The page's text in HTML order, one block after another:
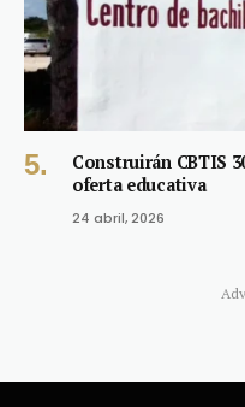
Construirán CBTIS
oferta educativa
24 abril, 2026